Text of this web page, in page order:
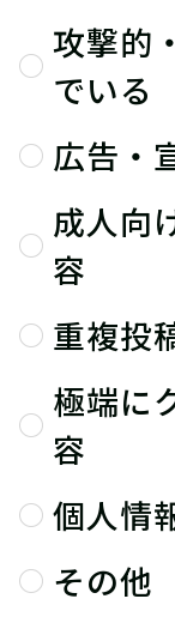
攻撃的
でいる
広告・
成人向
容
重複投
極端に
容
個人情
その他